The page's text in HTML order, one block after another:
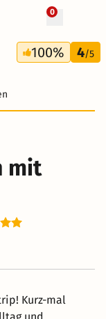
0
2 Tage
72 CHF
+ 45 Fotos
100% 4/5
mit
Kurz-mal